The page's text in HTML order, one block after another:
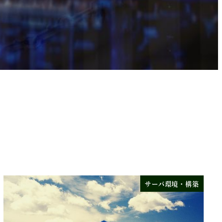
サーバ環境・構築